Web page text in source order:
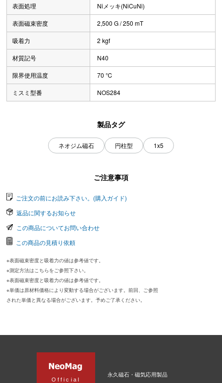
表面処理 Niメッキ(NiCuNi)
表面磁束密度 2,500 G / 250 mT
吸着力 2 kgf
材質記号 N40
限界使用温度 70 ℃
ミスミ型番 NOS284
製品タグ
ネオジム磁石 円柱型 1x5
ご注意事項
ご注文の前にお読み下さい。(購入ガイド)
返品に関するお知らせ
この商品についてお問い合わせ
この商品の見積り依頼
※表面磁束密度と吸着力の値は参考値です。
※測定方法はこちらをご参照下さい。
※表面磁束密度と吸着力の値は参考値です。
※単価は原材料価格により変動する場合がございます。前回、ご参照
された単価と異なる場合がございます。予めご了承ください。
Official
永久磁石・磁気応用製品